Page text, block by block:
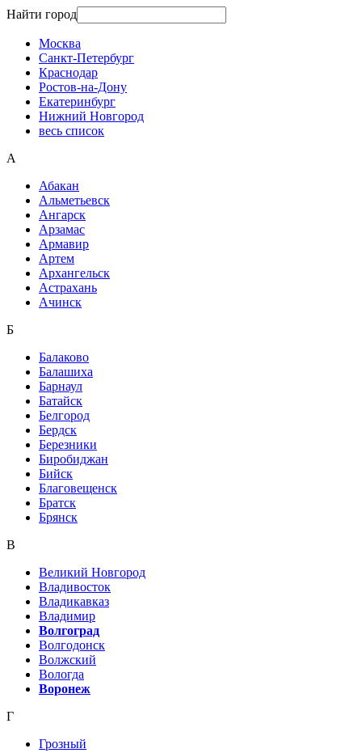
Найти город
Москва
Санкт-Петербург
Краснодар
Ростов-на-Дону
Екатеринбург
Нижний Новгород
весь список
А
Абакан
Альметьевск
Ангарск
Арзамас
Армавир
Артем
Архангельск
Астрахань
Ачинск
Б
Балаково
Балашиха
Барнаул
Батайск
Белгород
Бердск
Березники
Биробиджан
Бийск
Благовещенск
Братск
Брянск
В
Великий Новгород
Владивосток
Владикавказ
Владимир
Волгоград
Волгодонск
Волжский
Вологда
Воронеж
Г
Грозный